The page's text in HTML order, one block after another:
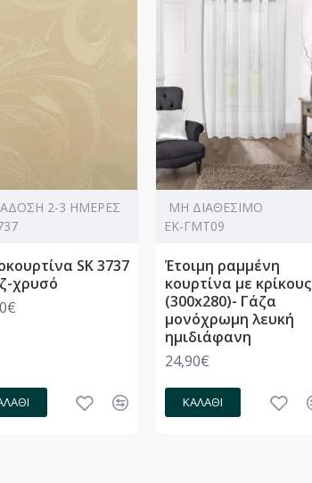
2-3 ΗΜΕΡΕΣ
SK 3737
χρυσό
ΜΗ ΔΙΑΘΕΣΙΜΟ
ΕΚ-ΓΜΤ09
Έτοιμη ραμμένη
κουρτίνα με κρίκους
(300x280)- Γάζα
μονόχρωμη λευκή
ημιδιάφανη
24,90€
ΚΑΛΆΘΙ